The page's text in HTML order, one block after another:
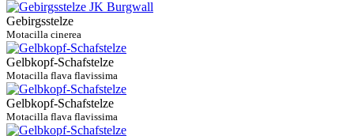
Gebirgsstelze
Motacilla cinerea
Gelbkopf-Schafstelze
Motacilla flava flavissima
Gelbkopf-Schafstelze
Motacilla flava flavissima